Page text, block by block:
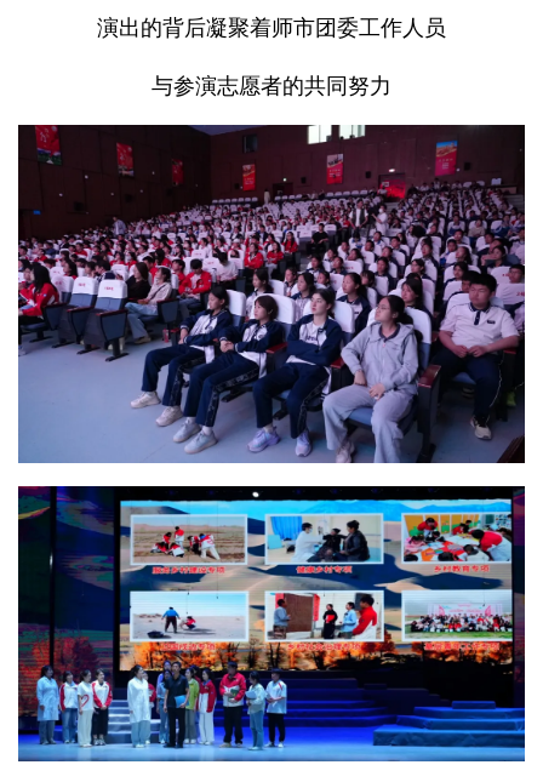
演出的背后凝聚着师市团委工作人员
与参演志愿者的共同努力